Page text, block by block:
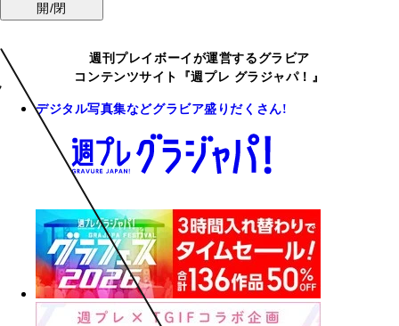
開/閉
週刊プレイボーイが運営するグラビア
コンテンツサイト『週プレ グラジャパ！』
デジタル写真集などグラビア盛りだくさん!